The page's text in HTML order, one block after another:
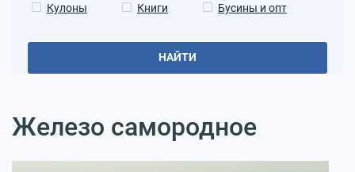
Кулоны
Книги Бусины и опт
НАЙТИ
Железо самородное